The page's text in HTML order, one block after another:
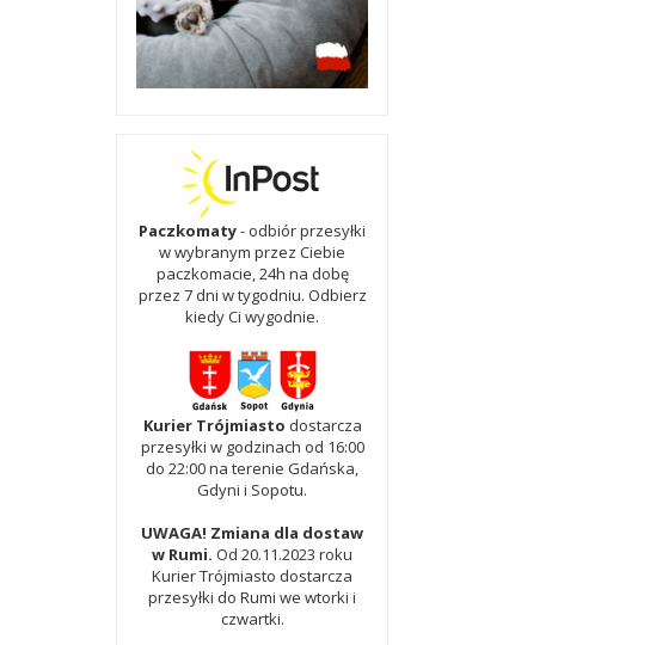
Paczkomaty- odbiór przesyłki
w wybranym przez Ciebie
paczkomacie, 24h na dobę
przez 7 dni w tygodniu. Odbierz
kiedy Ci wygodnie.
Kurier Trójmiasto dostarcza
przesyłki w godzinach od 16:00
do 22:00 na terenie Gdańska,
Gdyni i Sopotu.
UWAGA! Zmiana dla dostaw
w Rumi. Od 20.11.2023 roku
Kurier Trójmiasto dostarcza
przesyłki do Rumi we wtorki i
czwartki.